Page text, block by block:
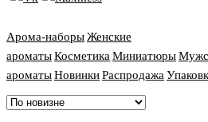
Арома-наборыЖенские
ароматыКосметика Миниатюры
ароматыНовинкиРаспродажа